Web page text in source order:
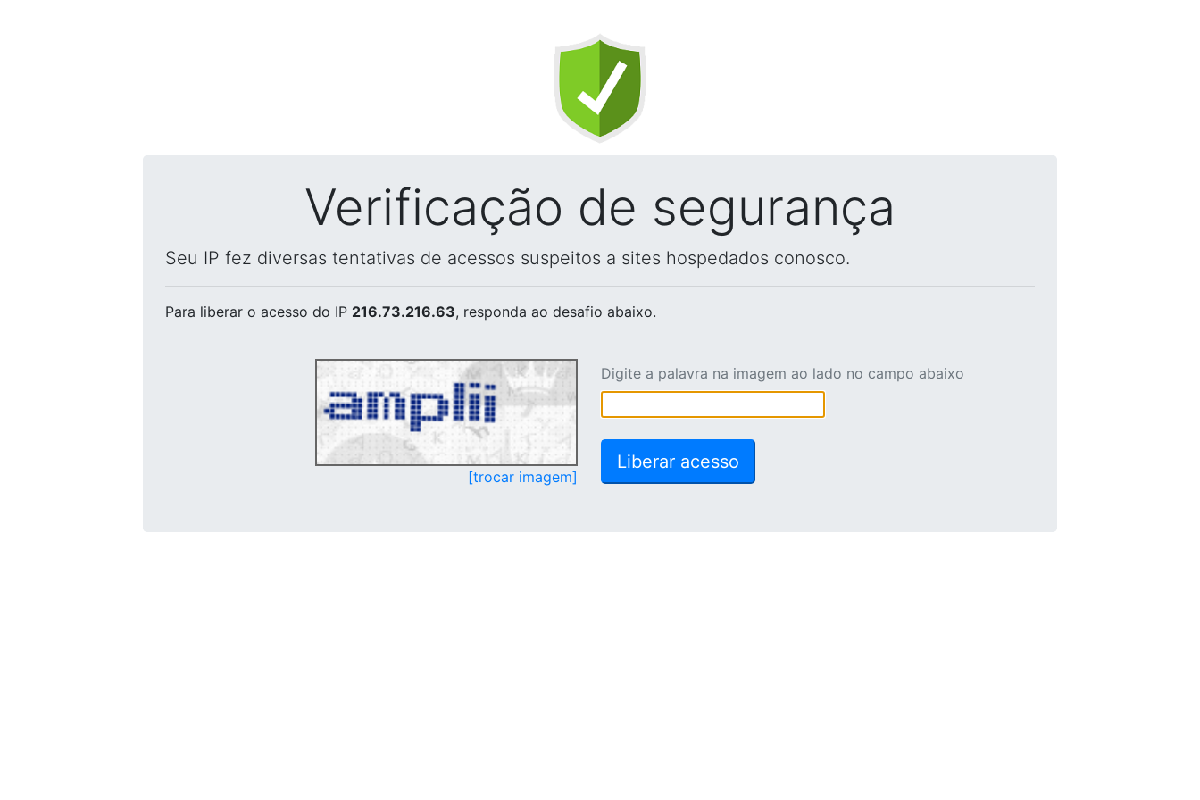
Verificação de segurança
Seu IP fez diversas tentativas de acessos suspeitos a sites hospedados conosco.
Para liberar o acesso do IP 216.73.216.63, responda ao desafio abaixo.
[trocar imagem]
Digite a palavra na imagem ao lado no campo abaixo